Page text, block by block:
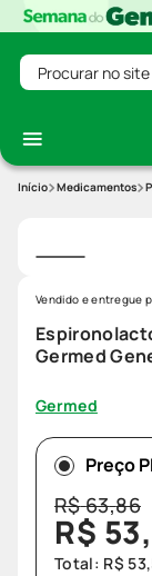
Procurar no site
Medicamentos
Germed
Germed
Vendido e entregue
Preço
R$63,86
R$ 53,
Total: R$ 53,